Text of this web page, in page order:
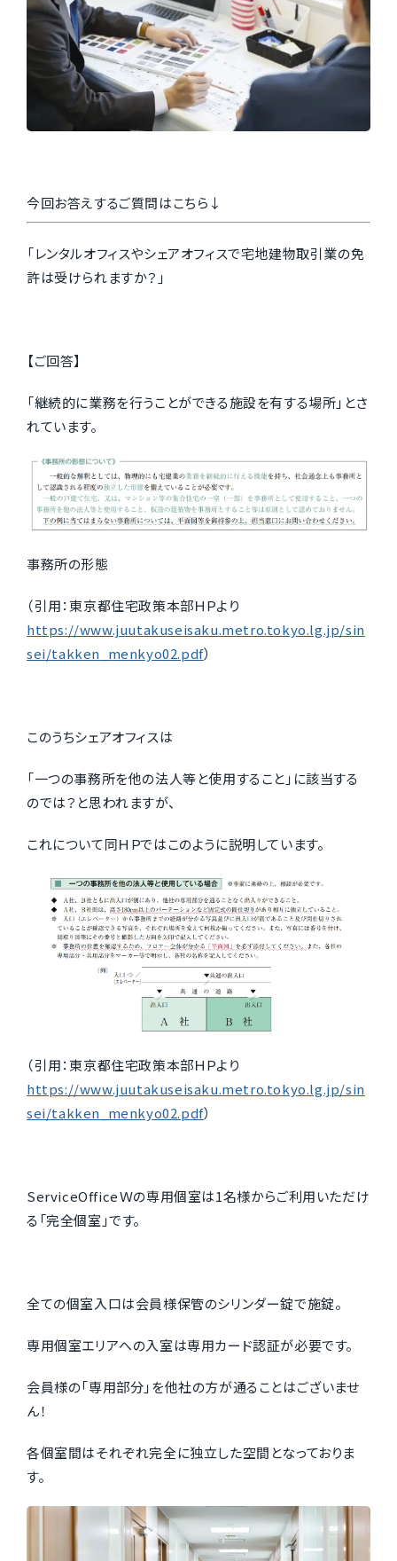
今回お答えするご質問はこちら↓
「レンタルオフィスやシェアオフィスで宅地建物取引業の免
許は受けられますか？」
【ご回答】
「継続的に業務を行うことができる施設を有する場所」とさ
れています。
事務所の形態
（引用：東京都住宅政策本部ＨＰより
https://www.juutakuseisaku.metro.tokyo.lg.jp/sin
sei/takken_menkyo02.pdf）
このうちシェアオフィスは
「一つの事務所を他の法人等と使用すること」に該当する
のでは？と思われますが、
これについて同ＨＰではこのように説明しています。
（引用：東京都住宅政策本部ＨＰより
https://www.juutakuseisaku.metro.tokyo.lg.jp/sin
sei/takken_menkyo02.pdf）
ServiceOfficeＷの専用個室は1名様からご利用いただけ
る「完全個室」です。
全ての個室入口は会員様保管のシリンダー錠で施錠。
専用個室エリアへの入室は専用カード認証が必要です。
会員様の「専用部分」を他社の方が通ることはございませ
ん！
各個室間はそれぞれ完全に独立した空間となっておりま
す。